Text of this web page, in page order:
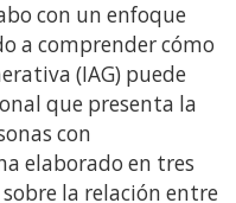
con un enfoque
a comprender cómo
(IAG) puede
que presenta la
con
elaborado en tres
la relación entre